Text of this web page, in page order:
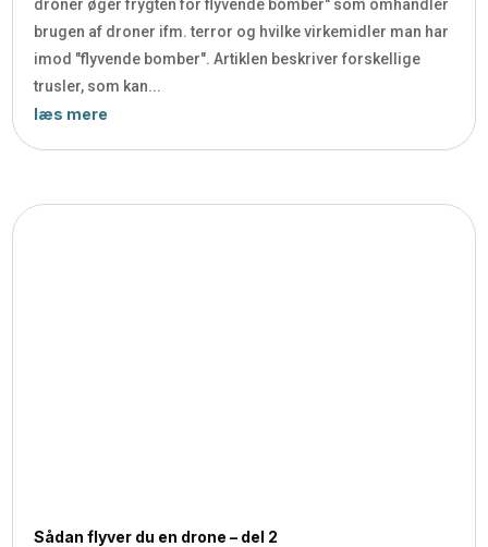
droner øger frygten for flyvende bomber" som omhandler
brugen af droner ifm. terror og hvilke virkemidler man har
imod "flyvende bomber". Artiklen beskriver forskellige
trusler, som kan...
læs mere
Sådan flyver du en drone – del 2